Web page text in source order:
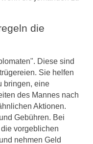
die
Diese sind
Sie helfen
bringen, eine
des Mannes nach
Aktionen.
Gebühren. Bei
vorgeblichen
nehmen Geld